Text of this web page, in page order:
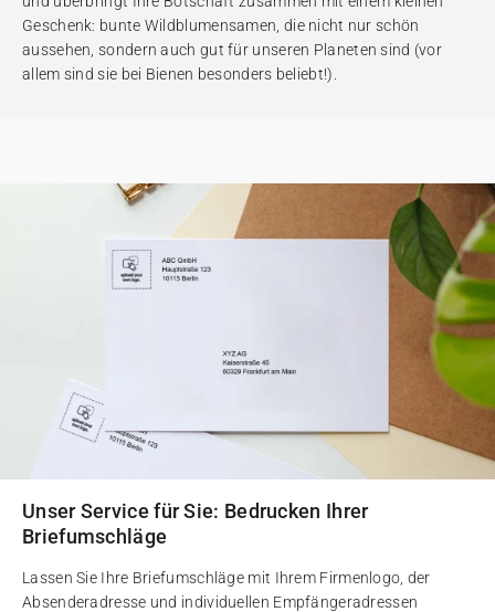
Geschenk: bunte Wildblumensamen, die nicht nur schön
aussehen, sondern auch gut für unseren Planeten sind (vor
allem sind sie bei Bienen besonders beliebt!).
Unser Service für Sie: Bedrucken Ihrer
Briefumschläge
Lassen Sie Ihre Briefumschläge mit Ihrem Firmenlogo, der
Absenderadresse und individuellen Empfängeradressen